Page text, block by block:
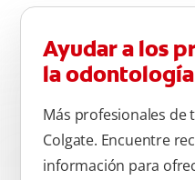
Ayudar a los
la odontología
Más profesionales de
Colgate. Encuentre
información para